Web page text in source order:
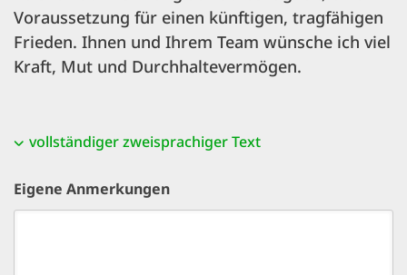
Voraussetzung für einen künftigen, tragfähigen
Frieden. Ihnen und Ihrem Team wünsche ich viel
Kraft, Mut und Durchhaltevermögen.
vollständiger zweisprachiger Text
Eigene Anmerkungen